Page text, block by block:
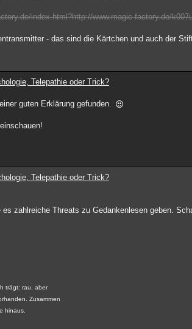
index.html?http://www.magic-factory.de/
- das sind die Kärtchen und auch der
Telepathie oder Trick?
guten Erklärung gefunden.
Telepathie oder Trick?
zahlreiche Threats zu Gedankenlesen geben.
trägt: rau, aber
Zusammen
hinaus.